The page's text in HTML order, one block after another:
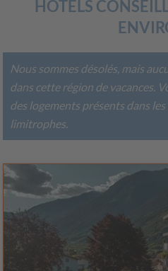
HÔTELS
Nous sommes désolés, mais
dans cette région de vacances.
des logements présents dans
limitrophes.